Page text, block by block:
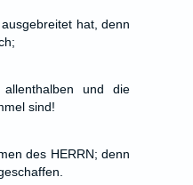
hat, denn
und die
sind!
des HERRN; denn